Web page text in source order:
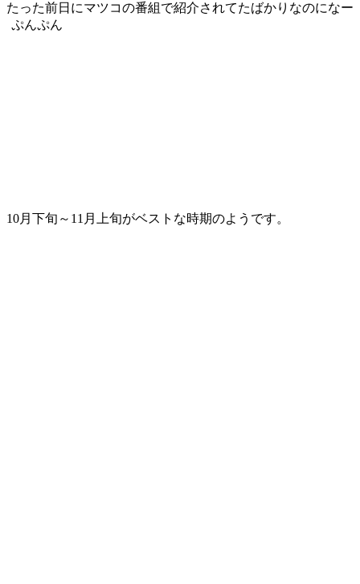
たった前日にマツコの番組で紹介されてたばかりなのになー
ぷんぷん
10月下旬～11月上旬がベストな時期のようです。